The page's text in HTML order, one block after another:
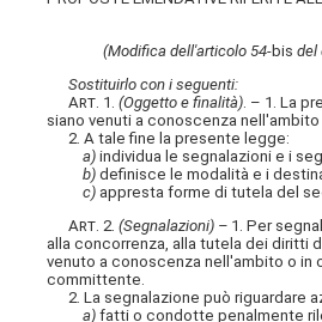
(Modifica dell'articolo 54-bis del
Sostituirlo con i seguenti:
Art . 1.(Oggetto e finalità) . – 1. La
siano venuti a conoscenza
2. A tale fine la presente legge:
a) individua le segnalazioni e i
b) definisce le modalità e i
c) appresta forme di tutela del
Art . 2.(Segnalazioni) – 1. Per
alla concorrenza, alla tutela dei diritti
venuto a conoscenza nell'ambito o in
committente.
2. La segnalazione può riguardare
a) fatti o condotte penalmente